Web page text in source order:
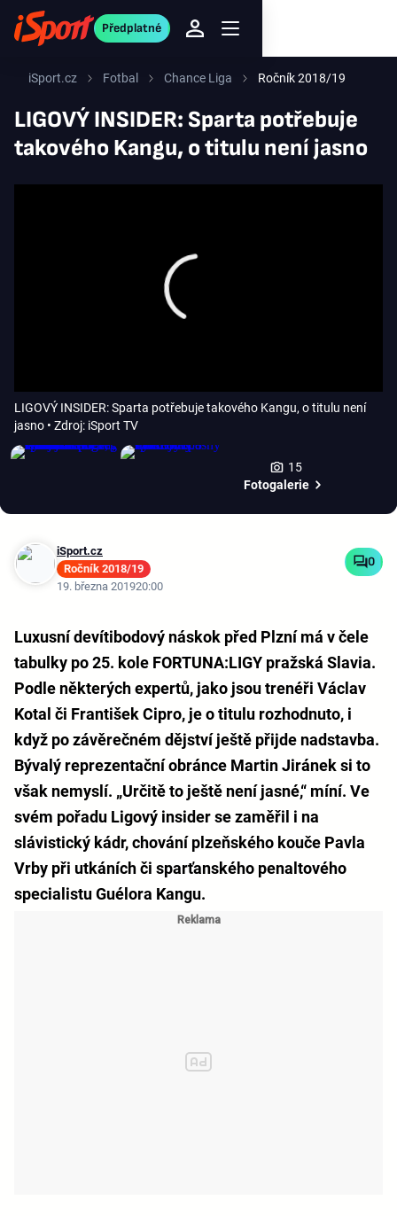
Předplatné
iSport.cz Fotbal Chance Liga Ročník 2018/19
LIGOVÝ INSIDER: Sparta potřebuje
takového Kangu, o titulu není jasno
LIGOVÝ INSIDER: Sparta potřebuje takového Kangu, o titulu není
jasno • Zdroj: iSport TV
15
Fotogalerie
iSport.cz
Ročník 2018/19
19. března 201920:00
0
Luxusní devítibodový náskok před Plzní má v čele
tabulky po 25. kole FORTUNA:LIGY pražská Slavia.
Podle některých expertů, jako jsou trenéři Václav
Kotal či František Cipro, je o titulu rozhodnuto, i
když po závěrečném dějství ještě přijde nadstavba.
Bývalý reprezentační obránce Martin Jiránek si to
však nemyslí. „Určitě to ještě není jasné,“ míní. Ve
svém pořadu Ligový insider se zaměřil i na
slávistický kádr, chování plzeňského kouče Pavla
Vrby při utkáních či sparťanského penaltového
specialistu Guélora Kangu.